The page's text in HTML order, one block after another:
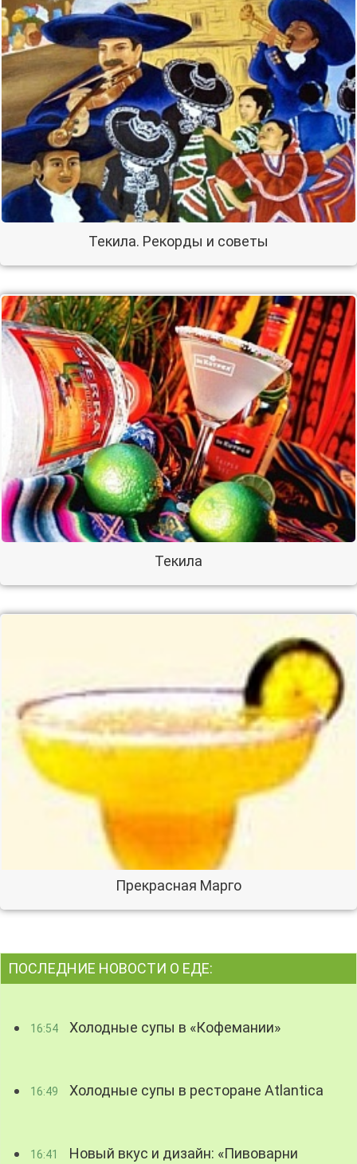
Текила. Рекорды и советы
Текила
Прекрасная Марго
ПОСЛЕДНИЕ НОВОСТИ О ЕДЕ:
16:54 Холодные супы в «Кофемании»
16:49 Холодные супы в ресторане Atlantica
16:41
Новый вкус и дизайн: «Пивоварни